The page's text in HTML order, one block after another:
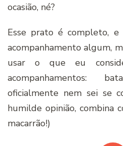
ocasião, né?
Esse prato é completo,
acompanhamento algum,
usar o que eu
acompanhamentos:
oficialmente nem sei se
humilde opinião, combina
macarrão!)